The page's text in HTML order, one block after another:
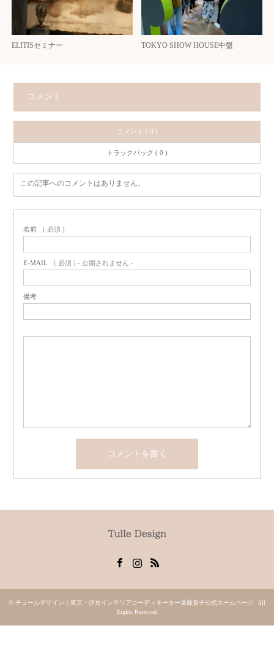
ELITISセミナー TOKYO SHOW HOUSE中盤
コメント
コメント ( 0 )
トラックバック ( 0 )
この記事へのコメントはありません。
名前 ( 必須 )
E-MAIL ( 必須 ) - 公開されません -
備考
© チュールデザイン｜東京・伊豆インテリアコーディネーター遠藤貴子公式ホームページ . All
Rights Reserved.